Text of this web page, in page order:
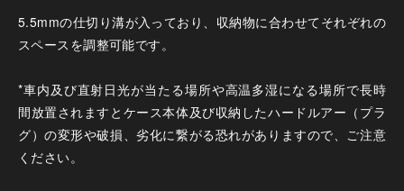
5.5mmの仕切り溝が入っており、収納物に合わせてそれぞれの
スペースを調整可能です。
*車内及び直射日光が当たる場所や高温多湿になる場所で長時
間放置されますとケース本体及び収納したハードルアー（プラ
グ）の変形や破損、劣化に繋がる恐れがありますので、ご注意
ください。